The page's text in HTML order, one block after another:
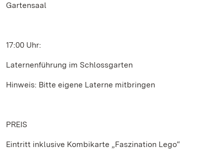
Gartensaal
17:00 Uhr:
Laternenführung im Schlossgarten
Hinweis: Bitte eigene Laterne mitbringen
PREIS
Eintritt inklusive Kombikarte „Faszination Lego“